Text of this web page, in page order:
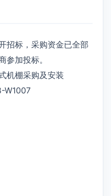
招标，采购资金已全部
参加投标。
机棚采购及安装
W1007